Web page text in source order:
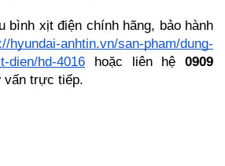
bình xịt điện chính hãng, bảo hành
hyundai-anhtin.vn/san-pham/dung-
dien/hd-4016 hoặc liên hệ 0909
trực tiếp.